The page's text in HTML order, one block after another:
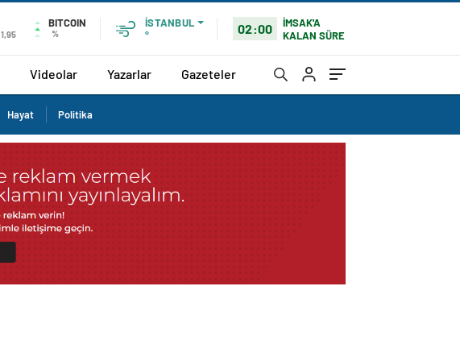
1,95
BITCOIN
%
İSTANBUL
°
02:00
İMSAK'A
KALAN SÜRE
Videolar Yazarlar Gazeteler
Hayat Politika